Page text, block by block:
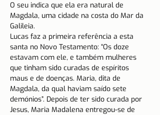
O seu indica que ela era natural de
Magdala, uma cidade na costa do Mar da
Galileia.
Lucas faz a primeira referência a esta
santa no Novo Testamento: “Os doze
estavam com ele, e também mulheres
que tinham sido curadas de espíritos
maus e de doenças. Maria, dita de
Magdala, da qual haviam saído sete
demónios”. Depois de ter sido curada por
Jesus, Maria Madalena entregou-se de